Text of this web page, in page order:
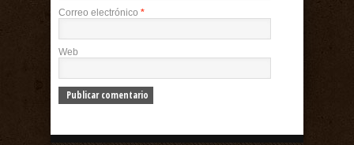
Correo electrónico *
Web